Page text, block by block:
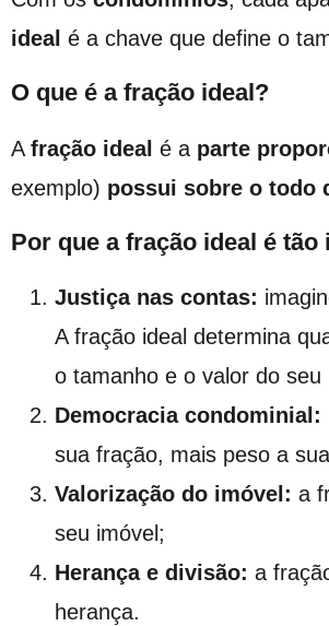
ideal é a chave que define o
O que é a fração ideal?
A fração ideal é a parte
exemplo) possui sobre o todo
Por que a fração ideal é
Justiça nas contas:
A fração ideal determina
o tamanho e o valor do seu
Democracia condominial:
sua fração, mais peso a
Valorização do imóvel: a
seu imóvel;
Herança e divisão: a
herança.